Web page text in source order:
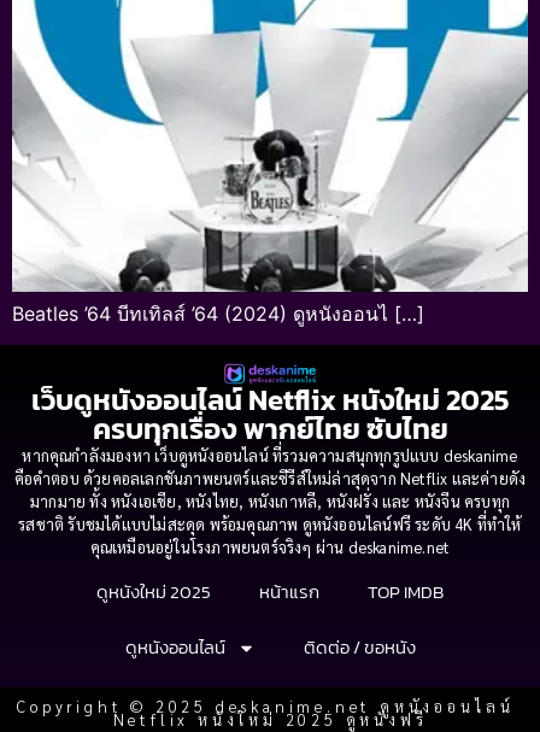
Beatles ’64 บีทเทิลส์ ’64 (2024) ดูหนังออนไ […]
เว็บดูหนังออนไลน์ Netflix หนังใหม่ 2025
ครบทุกเรื่อง พากย์ไทย ซับไทย
หากคุณกำลังมองหา เว็บดูหนังออนไลน์ ที่รวมความสนุกทุกรูปแบบ deskanime
คือคำตอบ ด้วยคอลเลกชันภาพยนตร์และซีรีส์ใหม่ล่าสุดจาก Netflix และค่ายดัง
มากมาย ทั้ง หนังเอเชีย, หนังไทย, หนังเกาหลี, หนังฝรั่ง และ หนังจีน ครบทุก
รสชาติ รับชมได้แบบไม่สะดุด พร้อมคุณภาพ ดูหนังออนไลน์ฟรี ระดับ 4K ที่ทำให้
คุณเหมือนอยู่ในโรงภาพยนตร์จริงๆ ผ่าน deskanime.net
ดูหนังใหม่ 2025 หน้าแรก
TOP IMDB
ดูหนังออนไลน์
ติดต่อ / ขอหนัง
Copyright © 2025 deskanime.net ดูหนังออนไลน์
Netflix หนังใหม่ 2025 ดูหนังฟรี